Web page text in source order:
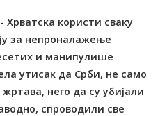
користи сваку
за непроналажење
и манипулише
утисак да Срби, не само
него да су убијали
спроводили све